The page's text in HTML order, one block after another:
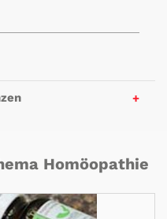
Homöopathie